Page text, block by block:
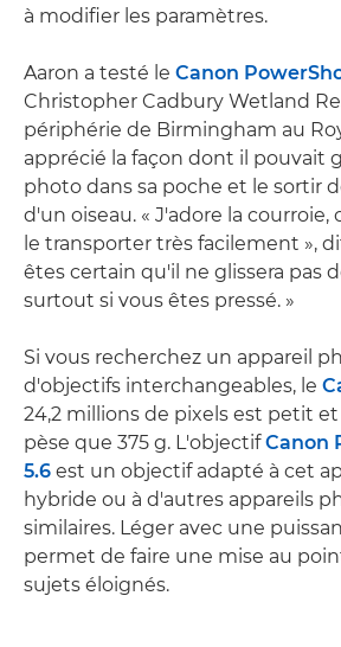
à modifier les paramètres.
Aaron a testé le Canon
Christopher Cadbury Wetland
périphérie de Birmingham au
apprécié la façon dont il pouvait
photo dans sa poche et le sortir
d'un oiseau. « J'adore la
le transporter très facilement »,
êtes certain qu'il ne glissera pas
surtout si vous êtes pressé. »
Si vous recherchez un appareil
d'objectifs interchangeables, le
24,2 millions de pixels est petit
pèse que 375 g. L'objectifCanon
5.6 est un objectif adapté à cet
hybride ou à d'autres appareils
similaires. Léger avec une
permet de faire une mise au
sujets éloignés.